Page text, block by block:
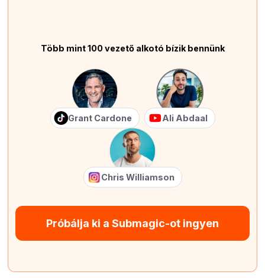
Több mint 100 vezető alkotó bízik bennünk
Grant Cardone Ali Abdaal
Chris Williamson
Próbálja ki a Submagic-ot ingyen